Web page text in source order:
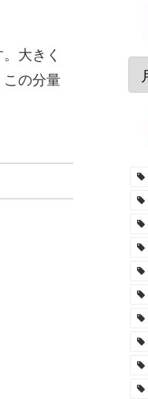
大きく
この分量